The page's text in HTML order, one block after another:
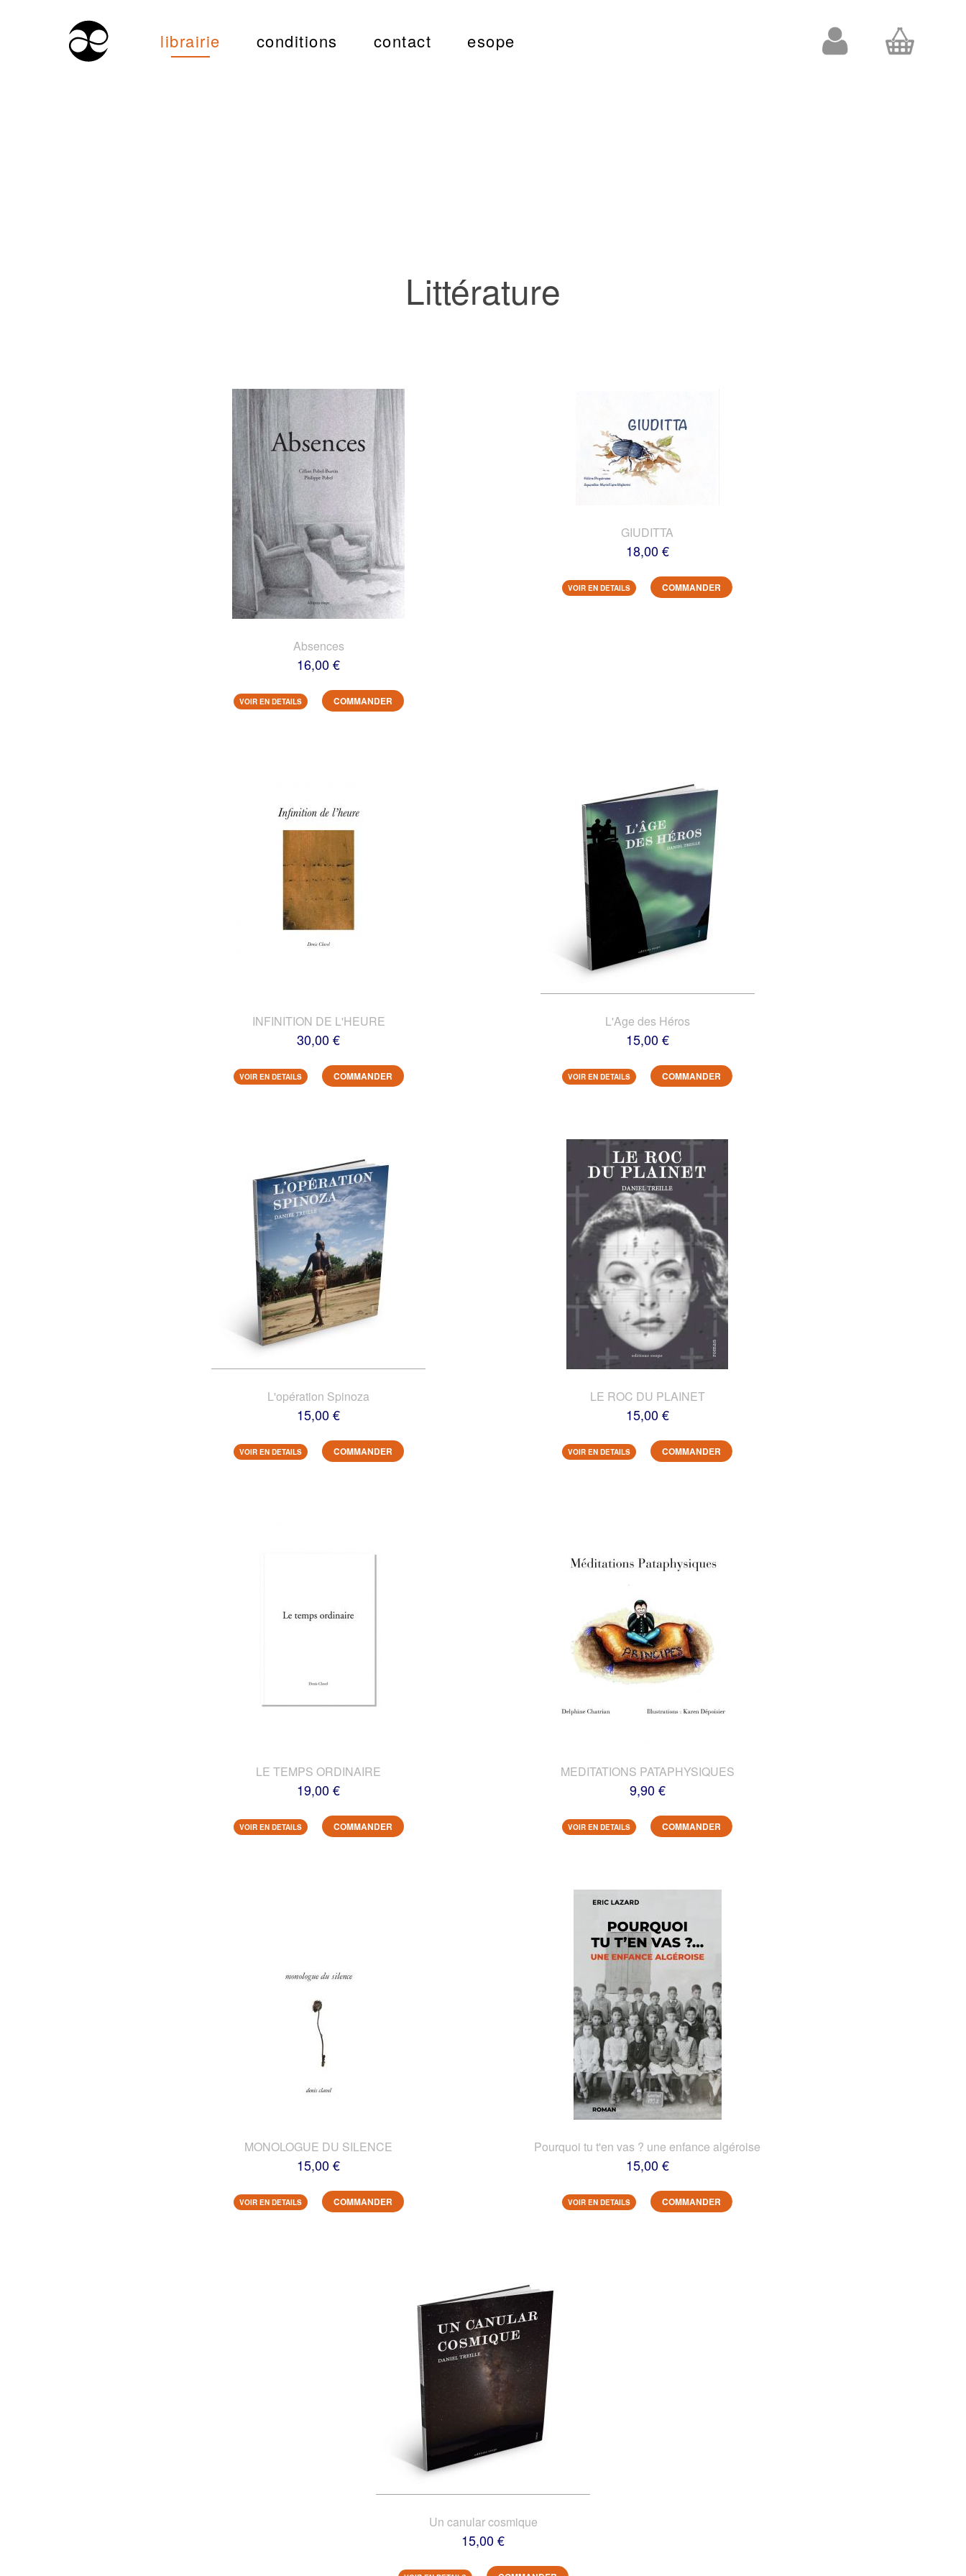
librairie conditions contact esope
Littérature
Absences
16,00 €
VOIR EN DETAILS COMMANDER
GIUDITTA
18,00 €
VOIR EN DETAILS COMMANDER
INFINITION DE L'HEURE
30,00 €
VOIR EN DETAILS COMMANDER
L'Age des Héros
15,00 €
VOIR EN DETAILS COMMANDER
L'opération Spinoza
15,00 €
VOIR EN DETAILS COMMANDER
LE ROC DU PLAINET
15,00 €
VOIR EN DETAILS COMMANDER
LE TEMPS ORDINAIRE
19,00 €
VOIR EN DETAILS COMMANDER
MEDITATIONS PATAPHYSIQUES
9,90 €
VOIR EN DETAILS COMMANDER
MONOLOGUE DU SILENCE
15,00 €
VOIR EN DETAILS COMMANDER
Pourquoi tu t'en vas ? une enfance algéroise
15,00 €
VOIR EN DETAILS COMMANDER
Un canular cosmique
15,00 €